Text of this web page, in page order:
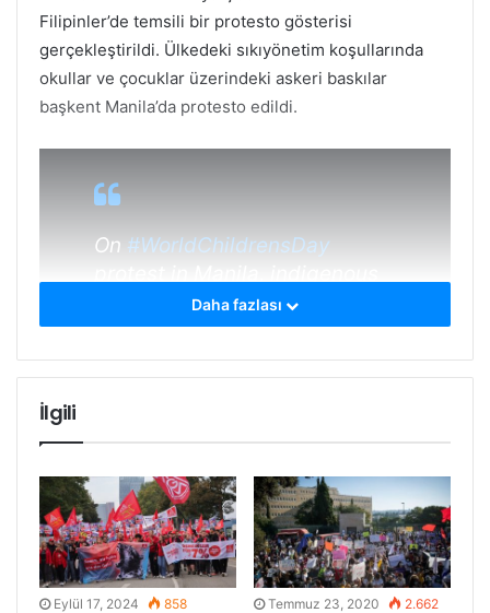
Filipinler’de temsili bir protesto gösterisi
gerçekleştirildi. Ülkedeki sıkıyönetim koşullarında
okullar ve çocuklar üzerindeki askeri baskılar
başkent Manila’da protesto edildi.
On #WorldChildrensDay
children reenact frequent
military invasion of schools in
Mindanao under Martial Law
— Gabriela WomensParty
(@GabrielaWomenPL)
November 20, 2017
Etiketler dünya çocuk hakları günü filipinler
manila
Daha fazlası
İlgili
Eylül 17, 2024 858 Temmuz 23, 2020 2.662